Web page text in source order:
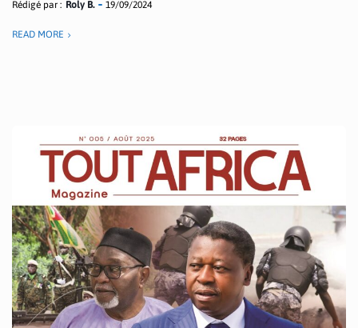
Rédigé par : Roly B. 19/09/2024
READ MORE